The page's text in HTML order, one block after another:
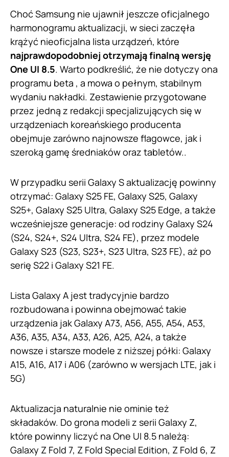
Choć Samsung nie ujawnił jeszcze oficjalnego
harmonogramu aktualizacji, w sieci zaczęła
krążyć nieoficjalna lista urządzeń, które
najprawdopodobniej otrzymają finalną wersję
One UI 8.5. Warto podkreślić, że nie dotyczy ona
programu beta , a mowa o pełnym, stabilnym
wydaniu nakładki. Zestawienie przygotowane
przez jedną z redakcji specjalizujących się w
urządzeniach koreańskiego producenta
obejmuje zarówno najnowsze flagowce, jak i
szeroką gamę średniaków oraz tabletów..
W przypadku serii Galaxy S aktualizację powinny
otrzymać: Galaxy S25 FE, Galaxy S25, Galaxy
S25+, Galaxy S25 Ultra, Galaxy S25 Edge, a także
wcześniejsze generacje: od rodziny Galaxy S24
(S24, S24+, S24 Ultra, S24 FE), przez modele
Galaxy S23 (S23, S23+, S23 Ultra, S23 FE), aż po
serię S22 i Galaxy S21 FE.
Lista Galaxy A jest tradycyjnie bardzo
rozbudowana i powinna obejmować takie
urządzenia jak Galaxy A73, A56, A55, A54, A53,
A36, A35, A34, A33, A26, A25, A24, a także
nowsze i starsze modele z niższej półki: Galaxy
A15, A16, A17 i A06 (zarówno w wersjach LTE, jak i
5G)
Aktualizacja naturalnie nie ominie też
składaków. Do grona modeli z serii Galaxy Z,
które powinny liczyć na One UI 8.5 należą:
Galaxy Z Fold 7, Z Fold Special Edition, Z Fold 6, Z